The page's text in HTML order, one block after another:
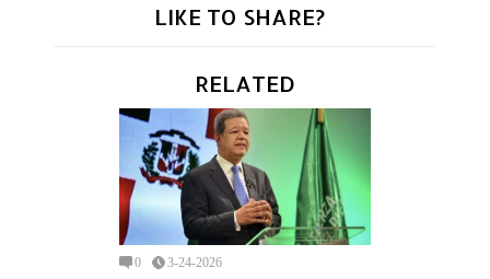
LIKE TO SHARE?
RELATED
0 3-24-2026